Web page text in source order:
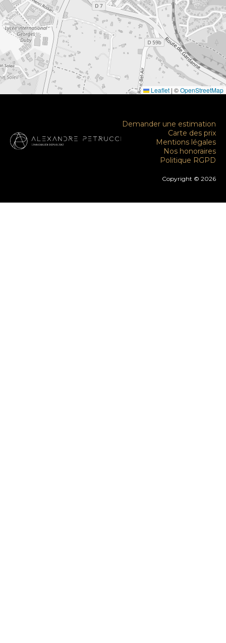
Leaflet | ©OpenStreetMap
Demander une estimation
Carte des prix
Mentions légales
Nos honoraires
Politique RGPD
Copyright © 2026